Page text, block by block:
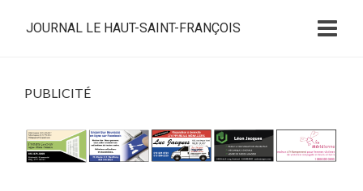
JOURNAL LE HAUT-SAINT-FRANÇOIS
PUBLICITÉ